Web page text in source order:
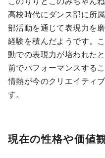
高校時代にダンス部に所
部活動を通じて表現力を
経験を積んだようです。
動での表現力が培われた
前でパフォーマンスする
情熱が今のクリエイティ
す。
現在の性格や価値